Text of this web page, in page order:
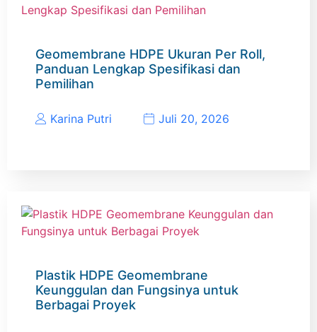
Geomembrane HDPE Ukuran Per Roll,
Panduan Lengkap Spesifikasi dan
Pemilihan
Karina Putri Juli 20, 2026
Plastik HDPE Geomembrane
Keunggulan dan Fungsinya untuk
Berbagai Proyek